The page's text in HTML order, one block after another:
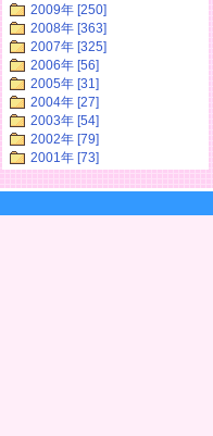
2009年 [250]
2008年 [363]
2007年 [325]
2006年 [56]
2005年 [31]
2004年 [27]
2003年 [54]
2002年 [79]
2001年 [73]